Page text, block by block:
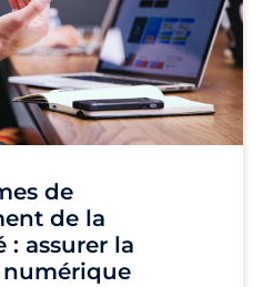
de
de la
assurer la